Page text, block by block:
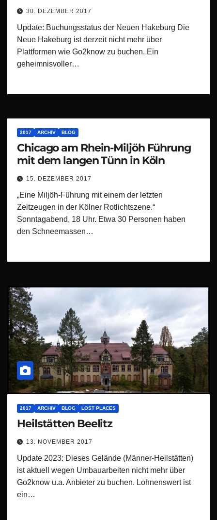
30. DEZEMBER 2017
Update: Buchungsstatus der Neuen Hakeburg Die
Neue Hakeburg ist derzeit nicht mehr über
Plattformen wie Go2know zu buchen. Ein
geheimnisvoller…
2017 ARCHIV BLOG
Chicago am Rhein-Miljöh Führung
mit dem langen Tünn in Köln
15. DEZEMBER 2017
„Eine Miljöh-Führung mit einem der letzten
Zeitzeugen in der Kölner Rotlichtszene.“
Sonntagabend, 18 Uhr. Etwa 30 Personen haben
den Schneemassen…
2017 ARCHIV BLOG LOST PLACES
Heilstätten Beelitz
13. NOVEMBER 2017
Update 2023: Dieses Gelände (Männer-Heilstätten)
ist aktuell wegen Umbauarbeiten nicht mehr über
Go2know u.a. Anbieter zu buchen. Lohnenswert ist
ein…